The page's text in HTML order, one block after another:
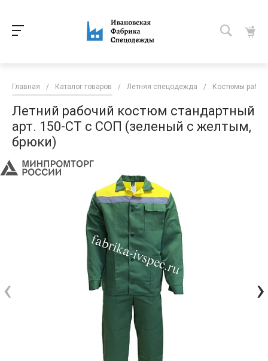
Главная / Каталог товаров / Летняя спецодежда / Костюмы
Летний рабочий костюм стандартный
арт. 150-СТ с СОП (зеленый с желтым,
брюки)
‹ ›